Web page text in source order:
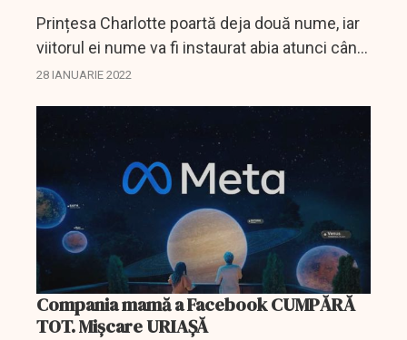
Prințesa Charlotte poartă deja două nume, iar
viitorul ei nume va fi instaurat abia atunci când
bunicii și străbunicii ei nu vor mai fi în linia de
28 IANUARIE 2022
Compania mamă a Facebook CUMPĂRĂ
TOT. Mișcare URIAȘĂ